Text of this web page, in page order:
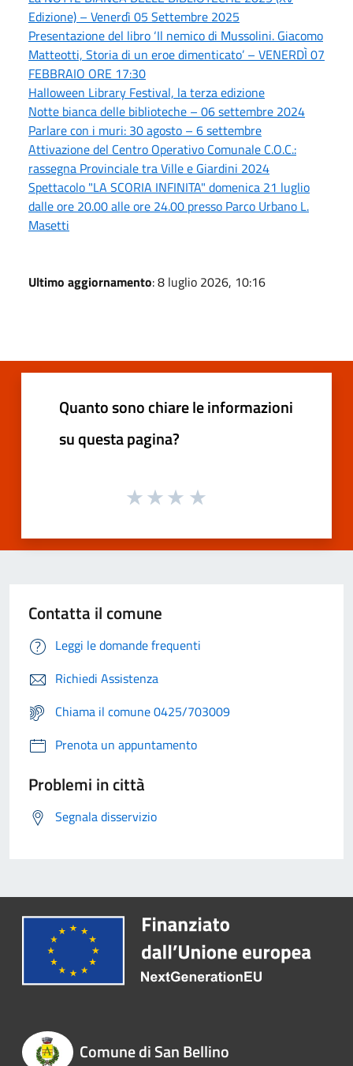
Edizione) – Venerdì 05 Settembre 2025
Presentazione del libro ‘Il nemico di Mussolini. Giacomo
Matteotti, Storia di un eroe dimenticato’ – VENERDÌ 07
FEBBRAIO ORE 17:30
Halloween Library Festival, la terza edizione
Notte bianca delle biblioteche – 06 settembre 2024
Parlare con i muri: 30 agosto – 6 settembre
Attivazione del Centro Operativo Comunale C.O.C.:
rassegna Provinciale tra Ville e Giardini 2024
Spettacolo "LA SCORIA INFINITA" domenica 21 luglio
dalle ore 20.00 alle ore 24.00 presso Parco Urbano L.
Masetti
Ultimo aggiornamento: 8 luglio 2026, 10:16
Quanto sono chiare le informazioni
su questa pagina?
Contatta il comune
Leggi le domande frequenti
Richiedi Assistenza
Chiama il comune 0425/703009
Prenota un appuntamento
Problemi in città
Segnala disservizio
Comune di San Bellino